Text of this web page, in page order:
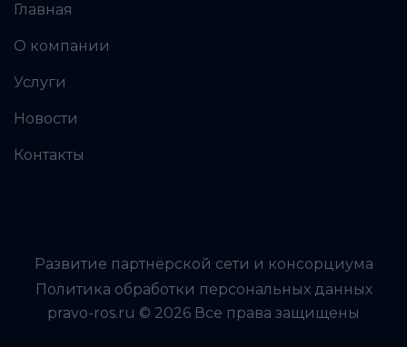
Главная
О компании
Услуги
Новости
Контакты
Развитие партнёрской сети и консорциума
Политика обработки персональных данных
pravo-ros.ru © 2026 Все права защищены